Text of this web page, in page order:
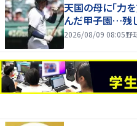
天国の母に「力
んだ甲子園…残
2026/08/09 08:05野